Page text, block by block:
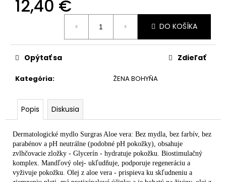
12,40 €
DO KOŠÍKA
Kategória: ŽENA BOHYŇA
Opýtať sa Zdieľať
Popis Diskusia
Dermatologické mydlo Surgras Aloe vera: Bez mydla, bez farbív, bez
parabénov a pH neutrálne (podobné pH pokožky), obsahuje
zvlhčovacie zložky - Glycerín - hydratuje pokožku. Biostimulačný
komplex. Mandľový olej- ukľudňuje, podporuje regeneráciu a
vyživuje pokožku. Olej z aloe vera - prispieva ku skľudneniu a
m
HODVÁBNA
DÝKA
24,90
€